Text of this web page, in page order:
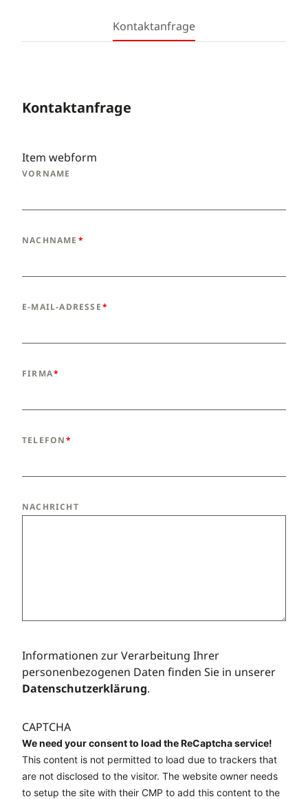
Kontaktanfrage
Kontaktanfrage
Item webform
VORNAME
NACHNAME
E-MAIL-ADRESSE
FIRMA
TELEFON
NACHRICHT
Informationen zur Verarbeitung Ihrer
personenbezogenen Daten finden Sie in unserer
Datenschutzerklärung.
CAPTCHA
We need your consent to load the ReCaptcha service!
This content is not permitted to load due to trackers that
are not disclosed to the visitor. The website owner needs
to setup the site with their CMP to add this content to the